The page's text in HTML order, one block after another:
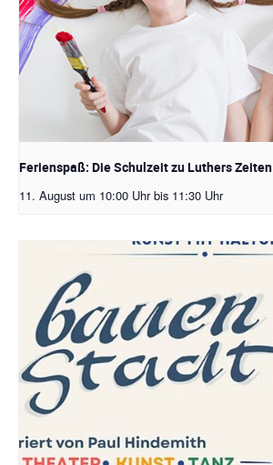
Ferienspaß: Die Schulzeit zu Luthers Zeiten
11. August um 10:00 Uhr bis 11:30 Uhr